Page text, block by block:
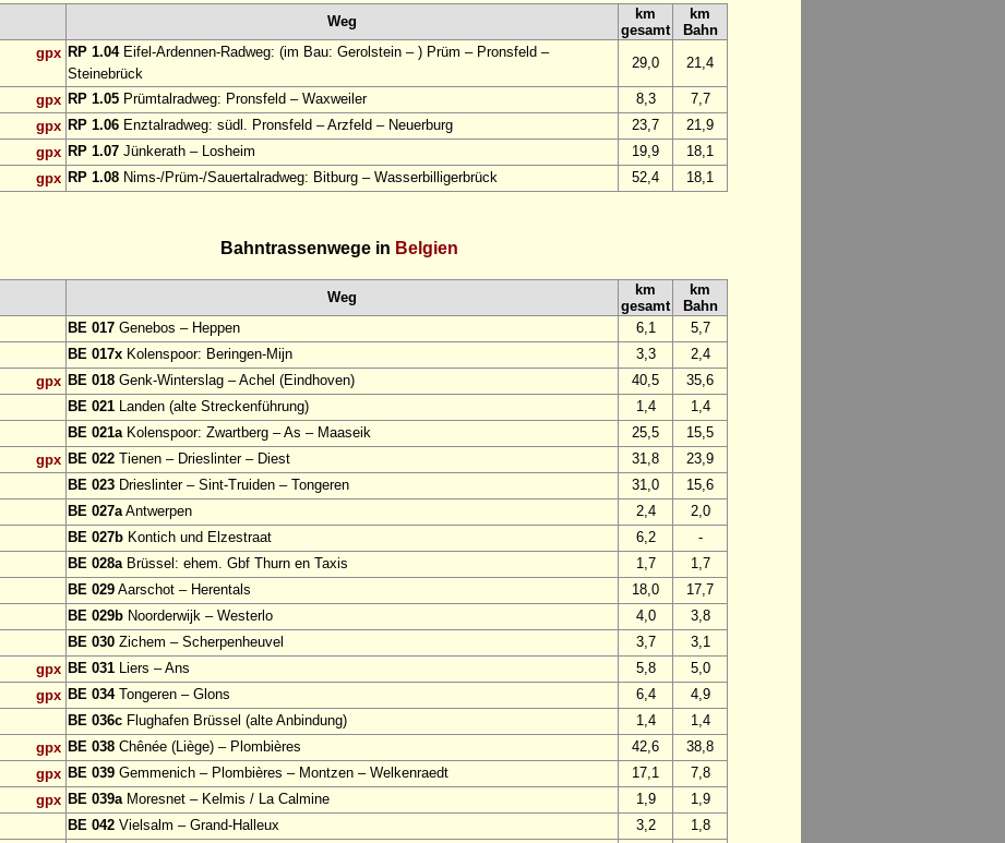
Weg
km
gesamt
km
Bahn
gpx RP 1.04Eifel-Ardennen-Radweg: (im Bau: Gerolstein – ) Prüm – Pronsfeld –
Steinebrück
29,0 21,4
gpx RP 1.05 Prümtalradweg: Pronsfeld – Waxweiler 8,3
7,7
gpx RP 1.06 Enztalradweg: südl. Pronsfeld – Arzfeld – Neuerburg 23,7
21,9
gpx RP 1.07 Jünkerath – Losheim 19,9
18,1
gpx RP 1.08 Nims-/Prüm-/Sauertalradweg: Bitburg – Wasserbilligerbrück 52,4 18,1
Bahntrassenwege in Belgien
Weg
km
gesamt
km
Bahn
BE 017 Genebos – Heppen 6,1
5,7
BE 017x Kolenspoor: Beringen-Mijn 3,3
2,4
gpx BE 018 Genk-Winterslag – Achel (Eindhoven) 40,5
35,6
BE 021 Landen (alte Streckenführung) 1,4
1,4
BE 021aKolenspoor: Zwartberg – As – Maaseik 25,5
15,5
gpx BE 022 Tienen – Drieslinter – Diest 31,8
23,9
BE 023 Drieslinter – Sint-Truiden – Tongeren 31,0
15,6
BE 027aAntwerpen 2,4
2,0
BE 027b Kontich und Elzestraat 6,2
-
BE 028aBrüssel: ehem. Gbf Thurn en Taxis 1,7
1,7
BE 029 Aarschot – Herentals 18,0
17,7
BE 029b Noorderwijk – Westerlo 4,0
3,8
BE 030 Zichem – Scherpenheuvel 3,7
3,1
gpx BE 031 Liers – Ans 5,8
5,0
gpx BE 034Tongeren – Glons 6,4
4,9
BE 036c Flughafen Brüssel (alte Anbindung) 1,4
1,4
gpx BE 038 Chênée (Liège) – Plombières 42,6
38,8
gpx BE 039 Gemmenich – Plombières – Montzen – Welkenraedt 17,1
7,8
gpx BE 039aMoresnet – Kelmis / La Calmine 1,9
1,9
BE 042 Vielsalm – Grand-Halleux 3,2
1,8